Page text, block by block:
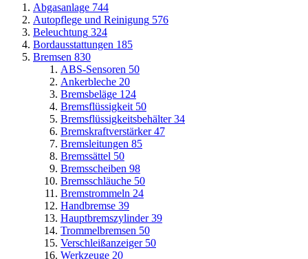
Abgasanlage 744
Autopflege und Reinigung 576
Beleuchtung 324
Bordausstattungen 185
Bremsen 830
ABS-Sensoren 50
Ankerbleche 20
Bremsbeläge 124
Bremsflüssigkeit 50
Bremsflüssigkeitsbehälter 34
Bremskraftverstärker 47
Bremsleitungen 85
Bremssättel 50
Bremsscheiben 98
Bremsschläuche 50
Bremstrommeln 24
Handbremse 39
Hauptbremszylinder 39
Trommelbremsen 50
Verschleißanzeiger 50
Werkzeuge 20